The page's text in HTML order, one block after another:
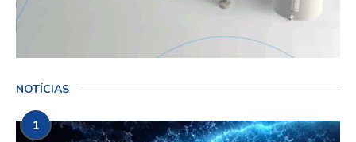
NOTÍCIAS
1